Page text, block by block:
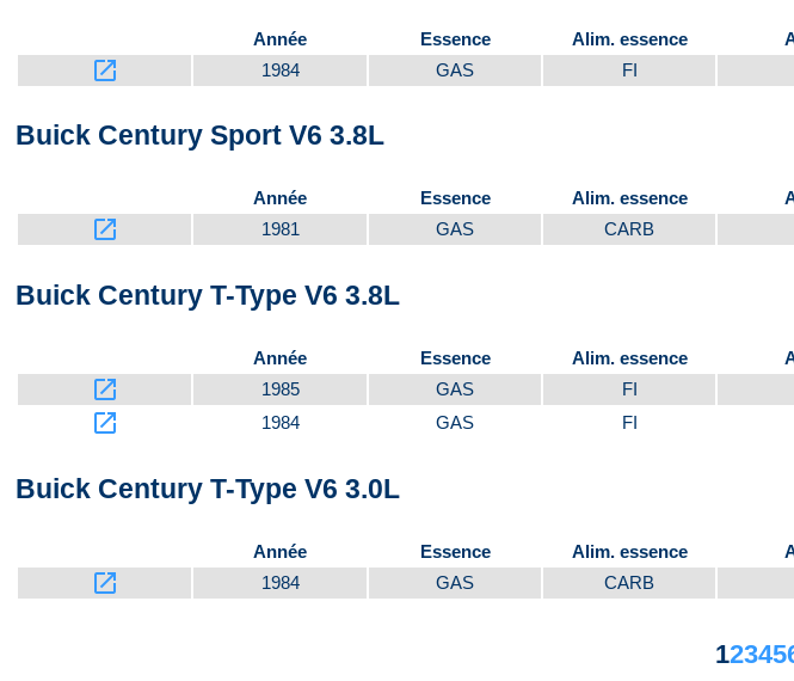
Année Essence Alim. essence
launch 1984 GAS FI
Buick Century Sport V6 3.8L
Année Essence Alim. essence
launch 1981 GAS CARB
Buick Century T-Type V6 3.8L
Année Essence Alim. essence
launch 1985 GAS FI
launch 1984 GAS FI
Buick Century T-Type V6 3.0L
Année Essence Alim. essence
launch 1984 GAS CARB
12345